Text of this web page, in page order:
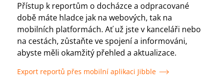
Přístup k reportům o docházce a odpracované
době máte hladce jak na webových, tak na
mobilních platformách. Ať už jste v kanceláři nebo
na cestách, zůstaňte ve spojení a informováni,
abyste měli okamžitý přehled a aktualizace.
Export reportů přes mobilní aplikaci Jibble